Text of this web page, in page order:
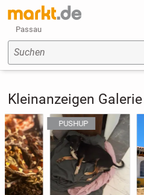
Passau
Suchen
Kleinanzeigen Galerie